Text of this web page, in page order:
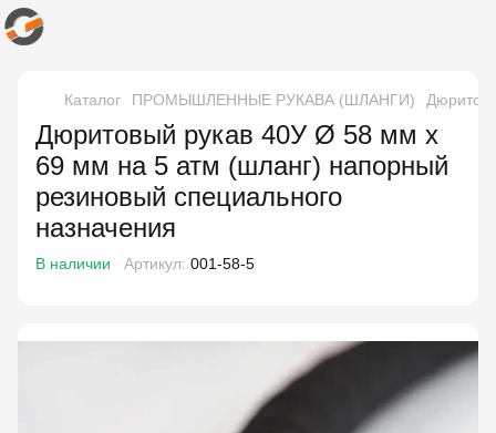
Каталог ПРОМЫШЛЕННЫЕ РУКАВА (ШЛАНГИ)
Дюритовый рукав 40У Ø 58 мм x
69 мм на 5 атм (шланг) напорный
резиновый специального
назначения
В наличии Артикул: 001-58-5